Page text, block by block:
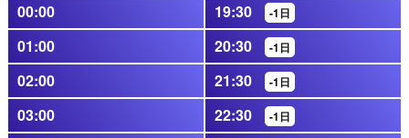
00:00 19:30 -1日
01:00 20:30 -1日
02:00 21:30 -1日
03:00 22:30 -1日